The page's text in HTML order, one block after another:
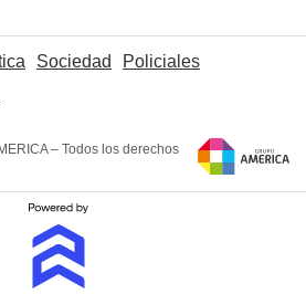
Sociedad
Policiales
– Todos los derechos